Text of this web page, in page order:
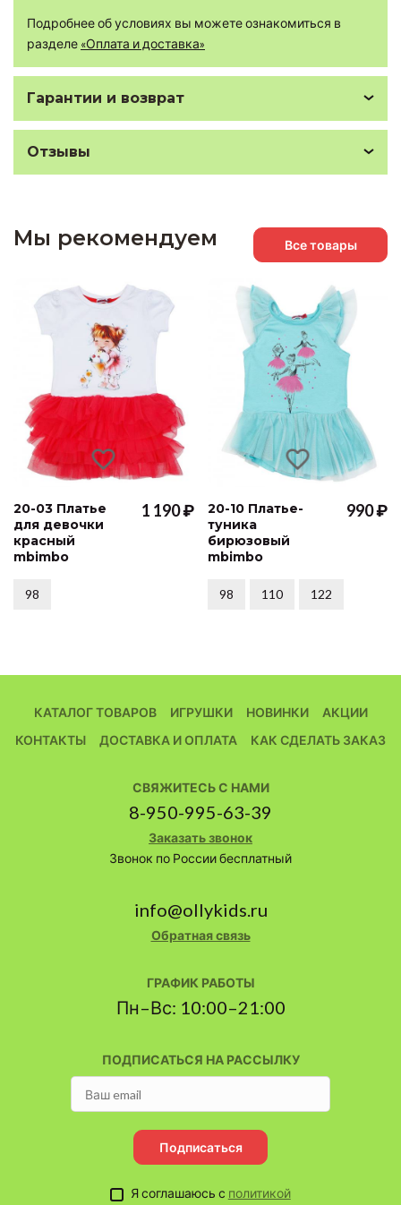
Подробнее об условиях вы можете ознакомиться в
разделе «Оплата и доставка»
Гарантии и возврат
Отзывы
Мы рекомендуем Все товары
20-03 Платье
для девочки
красный
mbimbo
1 190 ₽
98
20-10 Платье-
туника
бирюзовый
mbimbo
990 ₽
98 110 122
КАТАЛОГ ТОВАРОВ ИГРУШКИ НОВИНКИ
АКЦИИ
КОНТАКТЫ
ДОСТАВКА И ОПЛАТА КАК СДЕЛАТЬ ЗАКАЗ
ПОДПИСАТЬСЯ НА РАССЫЛКУ
Подписаться
Я соглашаюсь с политикой
СВЯЖИТЕСЬ С НАМИ
8-950-995-63-39
Заказать звонок
Звонок по России бесплатный
info@ollykids.ru
Обратная связь
ГРАФИК РАБОТЫ
Пн–Вс: 10:00–21:00